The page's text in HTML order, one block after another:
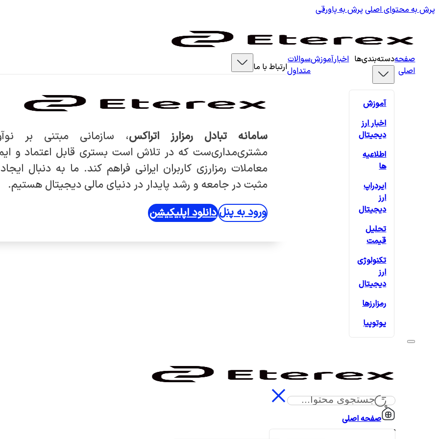
پرش به محتوای اصلی پرش به پاورقی
صفحه
اصلی
دسته‌بندی‌ها
آموزش
اخبار ارز
دیجیتال
اطلاعیه
ها
ایردراپ
ارز
دیجیتال
تحلیل
قیمت
تکنولوژی
ارز
دیجیتال
رمزارزها
یوتوپیا
اخبارآموزشسوالات
متداولارتباط با ما
سامانه تبادل رمزارز اتراکس، سازمانی مبتنی بر
مشتری‌مداری‌ست که در تلاش است بستری قابل اعتماد و
معاملات رمزارزی کاربران ایرانی فراهم کند. ما به دنبال
مثبت در جامعه و رشد پایدار در دنیای مالی دیجیتال هستیم.
ورود به پنلدانلود اپلیکیشن
صفحه اصلی